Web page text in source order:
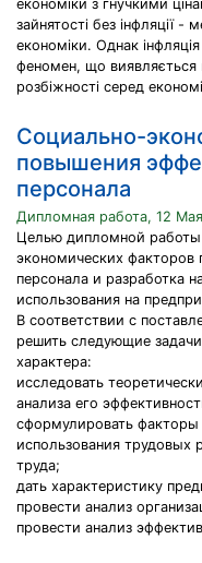
економіки з гнучкими
зайнятості без інфляції
економіки. Однак
феномен, що виявляється
розбіжності серед
Cоциально-
повышения
персонала
Дипломная работа, 12
Целью дипломной работы
экономических факторов
персонала и разработка
использования на
В соответствии с
решить следующие
характера:
исследовать
анализа его
сформулировать
использования трудовых
труда;
дать характеристику
провести анализ
провести анализ